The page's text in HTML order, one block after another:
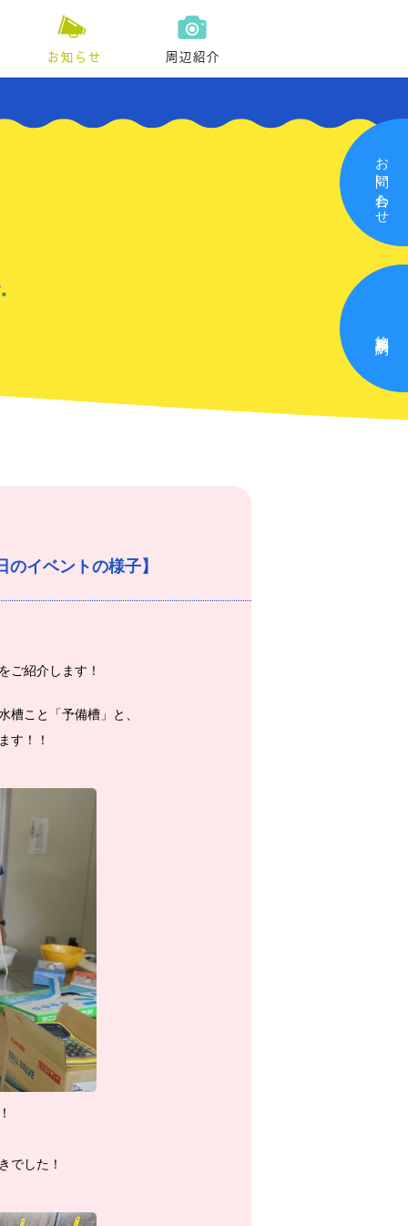
お知らせ 周辺紹介
イベントの様子】
ご紹介します！
槽こと「予備槽」と、
す！！
でした！
お問い合わせ